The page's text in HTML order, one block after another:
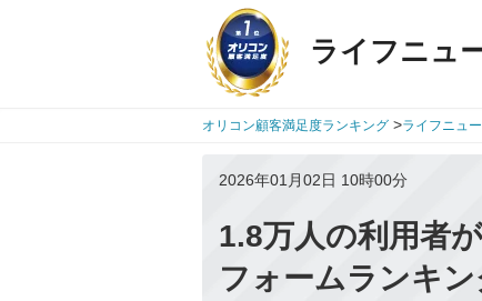
ライフニュ
オリコン顧客満足度ランキング >ライフニュ
2026年01月02日 10時00分
1.8万人の利用者
フォームランキ